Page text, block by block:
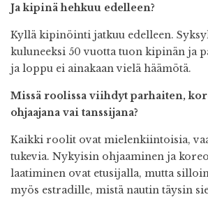
Ja kipinä hehkuu edelleen?
Kyllä kipinöinti jatkuu edelleen.
kuluneeksi 50 vuotta tuon kipinän ja
ja loppu ei ainakaan vielä häämötä.
Missä roolissa viihdyt parhaiten,
ohjaajana vai tanssijana?
Kaikki roolit ovat mielenkiintoisia,
tukevia. Nykyisin ohjaaminen ja
laatiminen ovat etusijalla, mutta
myös estradille, mistä nautin täysin